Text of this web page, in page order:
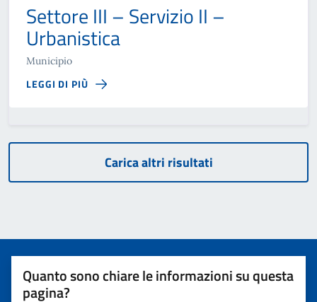
Settore III – Servizio II –
Urbanistica
Municipio
LEGGI DI PIÙ
Carica altri risultati
Quanto sono chiare le informazioni su questa
pagina?